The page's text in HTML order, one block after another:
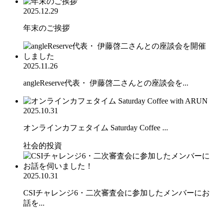
2025.12.29
年末のご挨拶
2025.11.26
angleReserve代表・ 伊藤啓二さんとの座談会を...
2025.10.31
オンラインカフェタイム Saturday Coffee ...
社会的投資
2025.10.31
CSIチャレンジ6・二次審査会に参加したメンバーにお
話を...